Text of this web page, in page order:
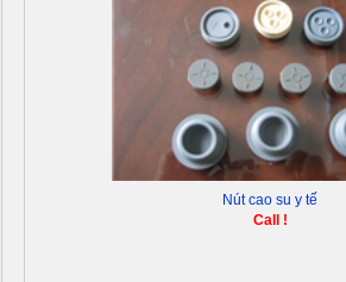
Nút cao su y tế
Call !